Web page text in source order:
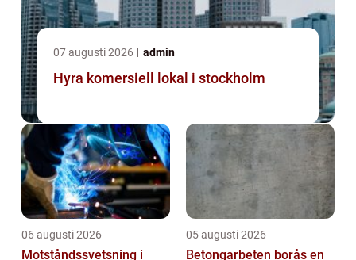
07 augusti 2026 admin
Hyra komersiell lokal i stockholm
06 augusti 2026
Motståndssvetsning i
05 augusti 2026
Betongarbeten borås en